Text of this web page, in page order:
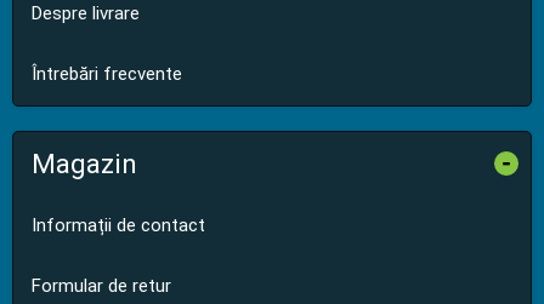
Despre livrare
Întrebări frecvente
Magazin -
Informații de contact
Formular de retur